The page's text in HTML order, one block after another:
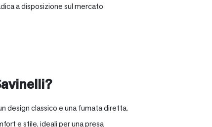
a disposizione sul mercato
design classico e una fumata diretta.
e stile, ideali per una presa